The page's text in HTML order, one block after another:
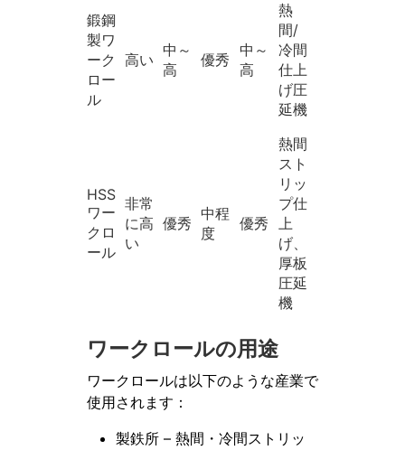
鍛鋼
製ワ
ーク
ロー
ル
高い
中～
高
優秀
中～
高
熱
間/
冷間
仕上
げ圧
延機
HSS
ワー
クロ
ール
非常
に高
い
優秀
中程
度
優秀
熱間
スト
リッ
プ仕
上
げ、
厚板
圧延
機
ワークロールの用途
ワークロールは以下のような産業で
使用されます：
製鉄所 – 熱間・冷間ストリッ